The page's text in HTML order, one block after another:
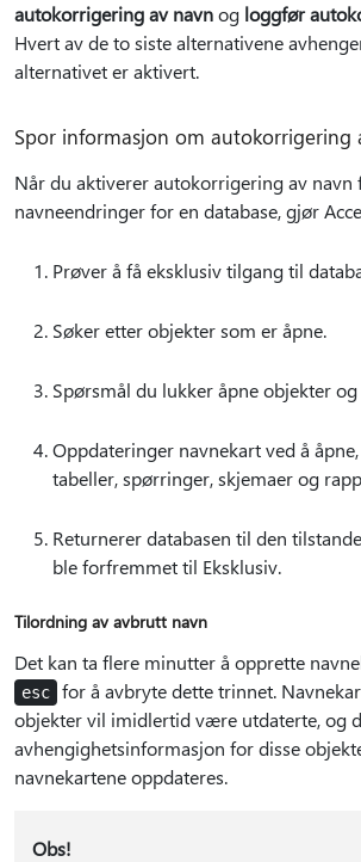
autokorrigering av navnog loggfør
Hvert av de to siste alternativene
alternativet er aktivert.
Spor informasjon om autokorrigering
Når du aktiverer autokorrigering av navn
navneendringer for en database, gjør
Prøver å få eksklusiv tilgang til
Søker etter objekter som er åpne.
Spørsmål du lukker åpne objekter
Oppdateringer navnekart ved å
tabeller, spørringer, skjemaer og
Returnerer databasen til den
ble forfremmet til Eksklusiv.
Tilordning av avbrutt navn
Det kan ta flere minutter å opprette
esc
for å avbryte dette trinnet.
objekter vil imidlertid være utdaterte, og
avhengighetsinformasjon for disse
navnekartene oppdateres.
Obs!